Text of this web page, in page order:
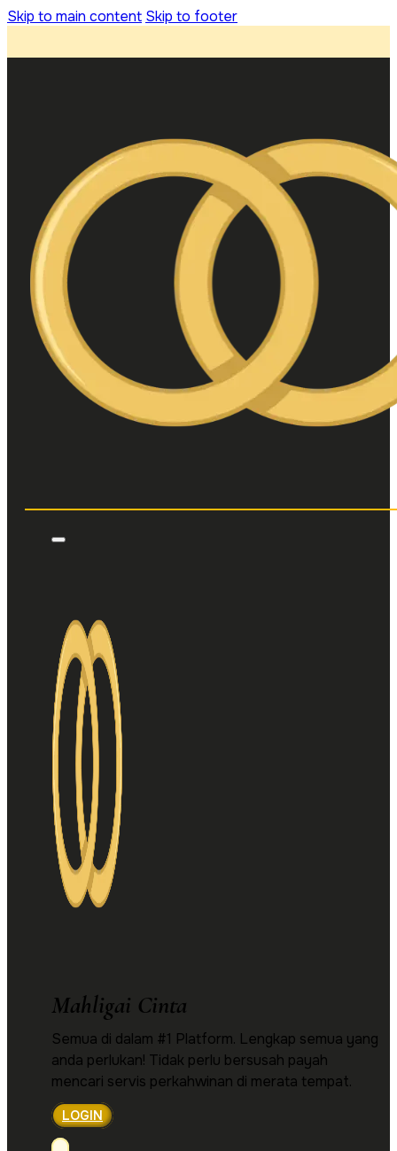
Skip to main content Skip to footer
Mahligai Cinta
Semua di dalam #1 Platform. Lengkap semua yang
anda perlukan! Tidak perlu bersusah payah
mencari servis perkahwinan di merata tempat.
LOGIN